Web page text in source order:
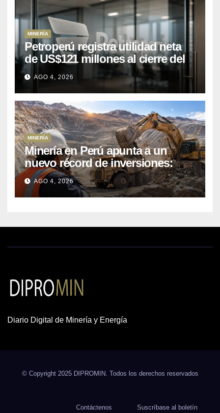
MINERÍA
Petroperú registra utilidad neta
de US$121 millones al cierre del
primer semestre 2026
AGO 4, 2026
MINERÍA
Minería en Perú apunta a un
nuevo récord de inversiones:
crecen los petitorios y el FMI
insta a destrabar proyectos
AGO 4, 2026
Diario Digital de Minería y Energía
© Copyright 2025 DIPROMIN. Todos los derechos reservados
Contáctenos Suscríbase al boletín